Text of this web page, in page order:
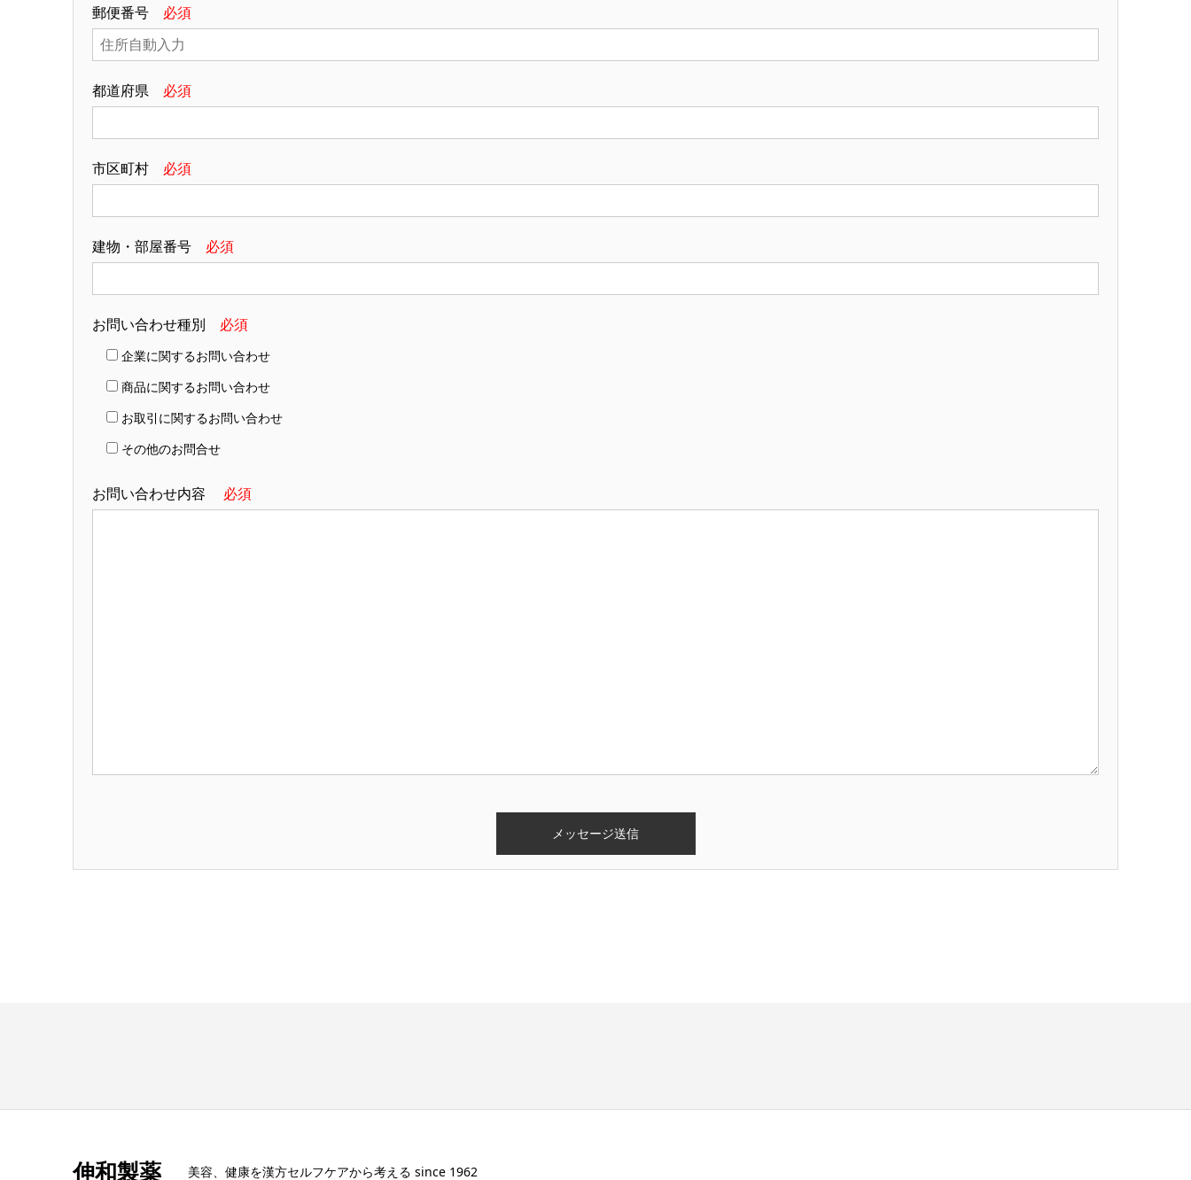
郵便番号 必須
都道府県 必須
市区町村 必須
建物・部屋番号 必須
お問い合わせ種別 必須
企業に関するお問い合わせ
商品に関するお問い合わせ
お取引に関するお問い合わせ
その他のお問合せ
お問い合わせ内容 必須
伸和製薬 美容、健康を漢方セルフケアから考える since 1962